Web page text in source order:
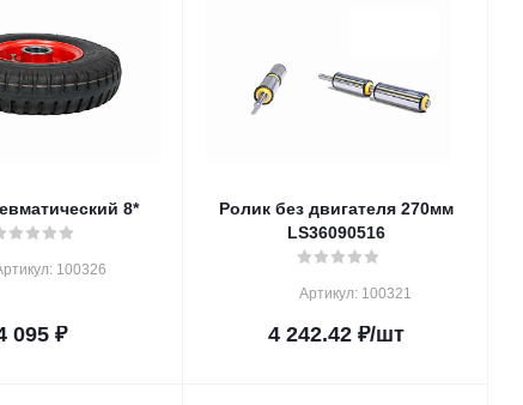
8*
100326
095₽
Ролик без двигателя 270мм
LS36090516
Артикул: 100321
4 242.42₽/шт